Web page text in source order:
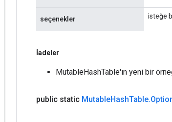
seçenekler isteğe
İadeler
MutableHashTable'ın yeni bir
public static MutableHashTable.